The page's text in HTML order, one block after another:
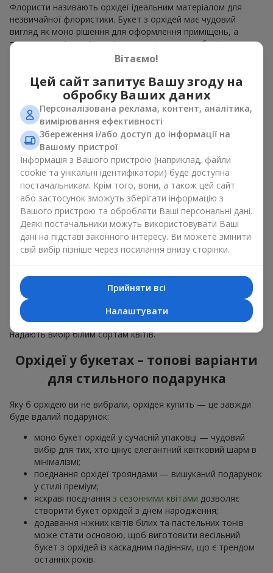
Флористи називають орхідеї ідеальним матеріалом для
незвичайної флористики. Букет з орхідей має чудовий
вигляд як моно рішення для оформлення приміщень, а
також як варіант міксу з іншими квітами, що зберігає свою
виразність у будь-якому форматі. Завдяки своїй структурі
мінімалістичному або сучасному стилі. Букет з орхідей
виглядає ефектно як у камерних, так і в масштабних
роботах, а її розкішні суцвіття легко стають центральним
елементом композиції букет з орхідей. Залежно від
оформлення і сорту рослин різниться на орхідеї ціна.
Зважайте на це перш ніж замовити букет з орхідей.
Кому дарують орхідеї?
Букет з орхідей універсальний і може підійти будь-кому. Їх
даруютькоханим жінками,мамі,дівчині, дружині, сестрі,
подрузі,
колезі або бізнес-партнеру
. Сьогодні можна орхідеї
купити недорого, а тому шансів зробити бажаний
подарунок стає ще більше.
особливої події: річниць,побачень,днів народженнята
навіть
.
Для романтики обирають ніжну екзотику — букет з орхідей
в рожевих та фіолетових тонах. Длявесільних букетів
надають вибір білим сортам квітів.
Орхідеї у букетах – топові варіанти
для стильного подарунка
Яку б орхідею ви не вибрали, орхідея купить — це завжди
буде вдалий подарунок:
моно букет орхідей у сучасній упаковці — чудовий
вибір для тих, хто цінує елегантний квітковий шарм в
мінімалізмі;
поєднання орхідеї трояндами — вишуканий подарунок
у стилі преміум;
яскраві поєднання з сезонними квітами дозволяє
створити букет орхідей з днем народження;
додавання ніжних квітів білих та пастельних тонів
може стати основою, щоб виготовити весільний
букет з орхідей із каскадним падінням, що є трендом
останніх років.
Вітаємо!
Цей сайт запитує Вашу згоду на
обробку Ваших даних
Персоналізована реклама, контент, аналітика,
вимірювання ефективності
Збереження і/або доступ до інформації на
Вашому пристрої
Інформація з Вашого пристрою (наприклад, файли
cookie та унікальні ідентифікатори) буде доступна
постачальникам. Крім того, вони, а також цей сайт
або застосунок зможуть зберігати інформацію з
Вашого пристрою та обробляти Ваші персональні дані.
Деякі постачальники можуть використовувати Ваші
дані на підставі законного інтересу. Ви можете змінити
свій вибір пізніше через посилання внизу сторінки.
Прийняти всі
Налаштувати